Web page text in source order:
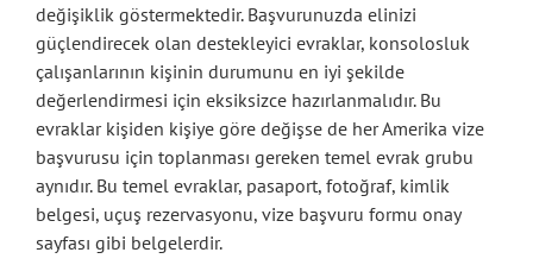
değişiklik göstermektedir. Başvurunuzda elinizi
güçlendirecek olan destekleyici evraklar, konsolosluk
çalışanlarının kişinin durumunu en iyi şekilde
değerlendirmesi için eksiksizce hazırlanmalıdır. Bu
evraklar kişiden kişiye göre değişse de her Amerika vize
başvurusu için toplanması gereken temel evrak grubu
aynıdır. Bu temel evraklar, pasaport, fotoğraf, kimlik
belgesi, uçuş rezervasyonu, vize başvuru formu onay
sayfası gibi belgelerdir.